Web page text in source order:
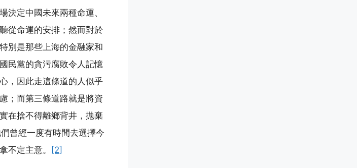
決定中國未來兩種命運、
從命運的安排；然而對於
別是那些上海的金融家和
民黨的貪污腐敗令人記憶
，因此走這條道的人似乎
；而第三條道路就是將資
在捨不得離鄉背井，拋棄
曾經一度有時間去選擇今
不定主意。
[2]